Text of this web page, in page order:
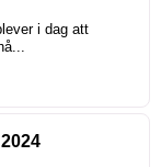
i dag att